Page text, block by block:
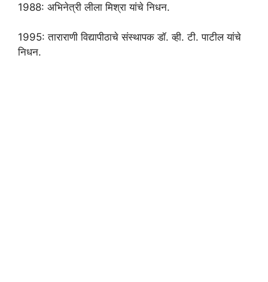
1988: अभिनेत्री लीला मिश्रा यांचे निधन.
1995: ताराराणी विद्यापीठाचे संस्थापक डॉ. व्ही. टी. पाटील यांचे
निधन.